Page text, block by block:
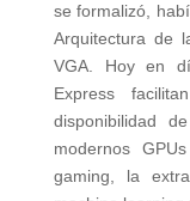
se formalizó,
Arquitectura de
VGA. Hoy en
Express
disponibilidad
modernos
gaming, la